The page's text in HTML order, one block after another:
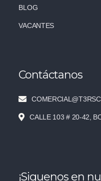
BLOG
VACANTES
Contáctanos
CALLE 103 # 20-42,
¡Siguenos en